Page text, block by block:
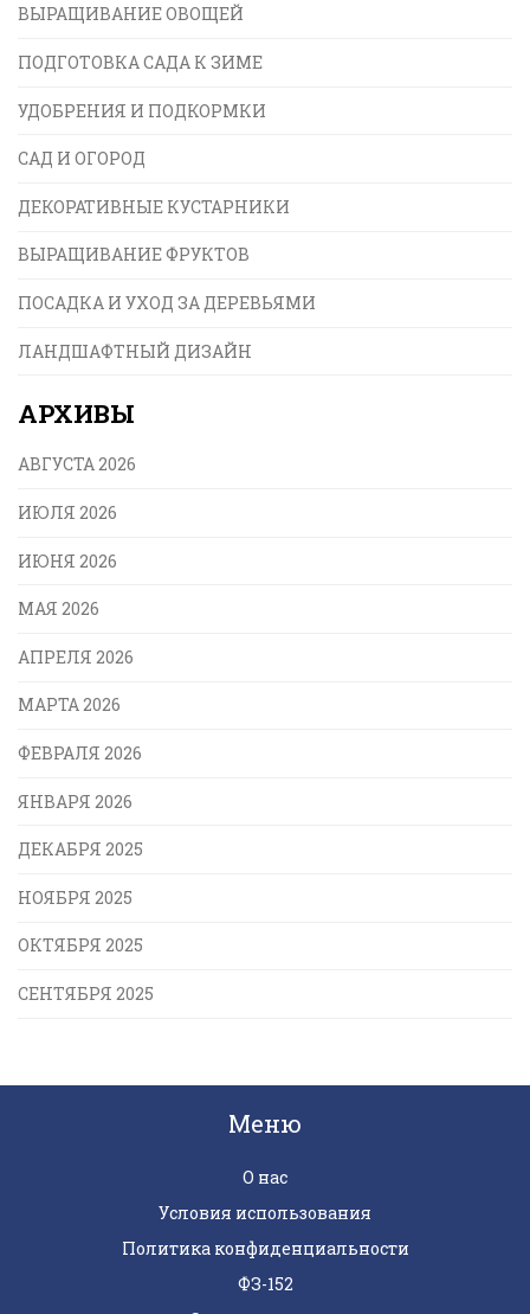
ВЫРАЩИВАНИЕ ОВОЩЕЙ
ПОДГОТОВКА САДА К ЗИМЕ
УДОБРЕНИЯ И ПОДКОРМКИ
САД И ОГОРОД
ДЕКОРАТИВНЫЕ КУСТАРНИКИ
ВЫРАЩИВАНИЕ ФРУКТОВ
ПОСАДКА И УХОД ЗА ДЕРЕВЬЯМИ
ЛАНДШАФТНЫЙ ДИЗАЙН
АРХИВЫ
АВГУСТА 2026
ИЮЛЯ 2026
ИЮНЯ 2026
МАЯ 2026
АПРЕЛЯ 2026
МАРТА 2026
ФЕВРАЛЯ 2026
ЯНВАРЯ 2026
ДЕКАБРЯ 2025
НОЯБРЯ 2025
ОКТЯБРЯ 2025
СЕНТЯБРЯ 2025
Меню
О нас
Условия использования
Политика конфиденциальности
ФЗ-152